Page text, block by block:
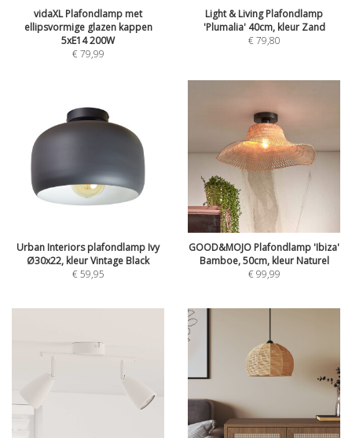
vidaXL Plafondlamp met
ellipsvormige glazen kappen
5xE14 200W
€79,99
Light & Living Plafondlamp
'Plumalia' 40cm, kleur Zand
€79,80
Urban Interiors plafondlamp Ivy
Ø30x22, kleur Vintage Black
€59,95
GOOD&MOJO Plafondlamp 'Ibiza'
Bamboe, 50cm, kleur Naturel
€99,99